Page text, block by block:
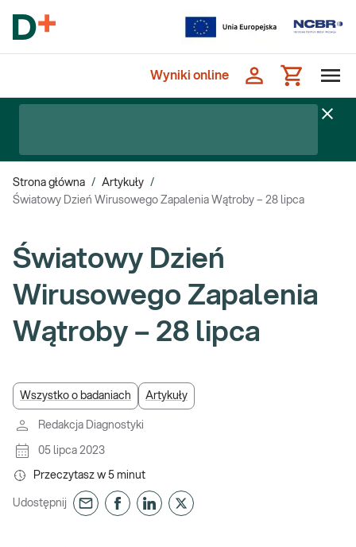
Wyniki online
Strona główna / Artykuły /
Światowy Dzień Wirusowego Zapalenia Wątroby – 28 lipca
Światowy Dzień
Wirusowego Zapalenia
Wątroby – 28 lipca
Wszystko o badaniach Artykuły
Redakcja Diagnostyki
05 lipca 2023
Przeczytasz w 5 minut
Udostępnij